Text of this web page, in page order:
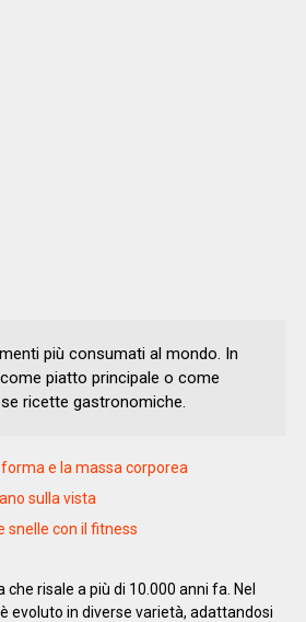
più consumati al mondo. In
piatto principale o come
ricette gastronomiche.
e la massa corporea
sulla vista
snelle con il fitness
risale a più di 10.000 anni fa. Nel
evoluto in diverse varietà, adattandosi